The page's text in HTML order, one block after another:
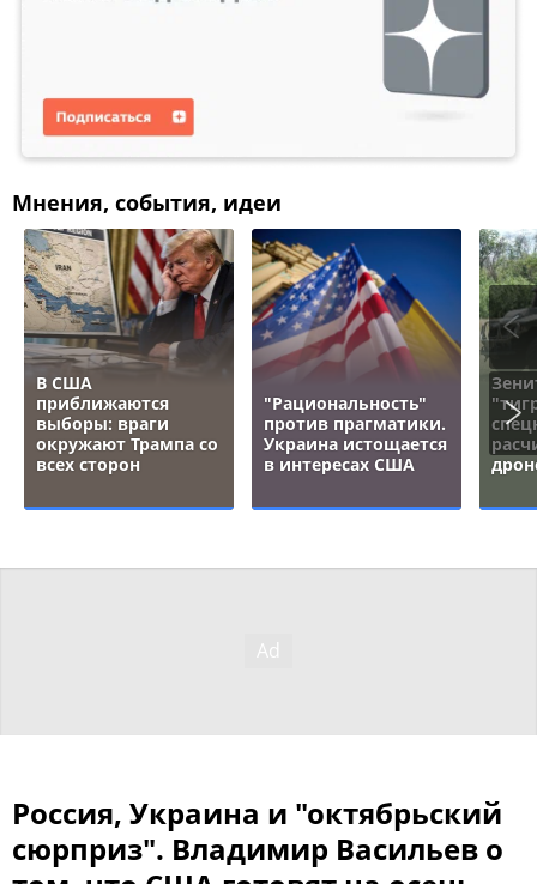
Мнения, события, идеи
В США
приближаются
выборы: враги
окружают Трампа со
всех сторон
"Рациональность"
против прагматики.
Украина истощается
в интересах США
Россия, Украина и "октябрьский
сюрприз". Владимир Васильев о